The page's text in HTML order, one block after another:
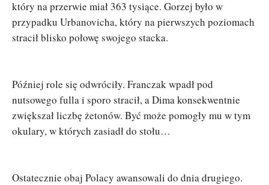
który na przerwie miał 363 tysiące. Gorzej było w
przypadku Urbanovicha, który na pierwszych poziomach
stracił blisko połowę swojego stacka.
Później role się odwróciły. Franczak wpadł pod
nutsowego fulla i sporo stracił, a Dima konsekwentnie
zwiększał liczbę żetonów. Być może pomogły mu w tym
okulary, w których zasiadł do stołu…
Ostatecznie obaj Polacy awansowali do dnia drugiego.